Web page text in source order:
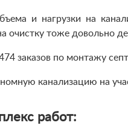
и нагрузки на
очистку тоже довольно
заказов по монтажу
канализацию на
работ: